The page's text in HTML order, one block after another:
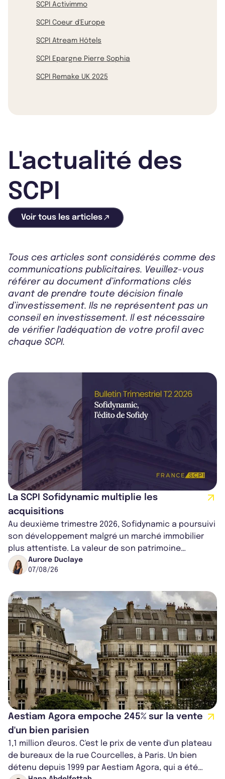
SCPI Activimmo
SCPI Coeur d'Europe
SCPI Atream Hôtels
SCPI Epargne Pierre Sophia
SCPI Remake UK 2025
L'actualité des
SCPI
Voir tous les articles
Tous ces articles sont considérés comme des
communications publicitaires. Veuillez-vous
référer au document d’informations clés
avant de prendre toute décision finale
d’investissement. Ils ne représentent pas un
conseil en investissement. Il est nécessaire
de vérifier l'adéquation de votre profil avec
chaque SCPI.
La SCPI Sofidynamic multiplie les
acquisitions
Au deuxième trimestre 2026, Sofidynamic a poursuivi
son développement malgré un marché immobilier
plus attentiste. La valeur de son patrimoine
progresse de 3,8% à périmètre constan...
Aurore Duclaye
07/08/26
Aestiam Agora empoche 245% sur la vente
d'un bien parisien
1,1 million d'euros. C'est le prix de vente d'un plateau
de bureaux de la rue Courcelles, à Paris. Un bien
détenu depuis 1999 par Aestiam Agora, qui a été